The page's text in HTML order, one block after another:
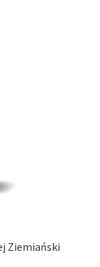
Ziemiański